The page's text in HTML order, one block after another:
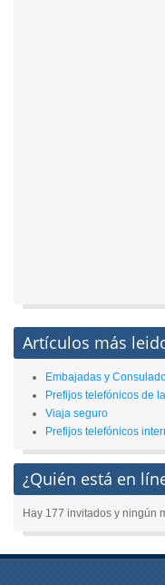
Artículos más
Embajadas y
Prefijos telefónicos de
Viaja seguro
Prefijos telefónicos
¿Quién está en
Hay 177 invitados y ningún